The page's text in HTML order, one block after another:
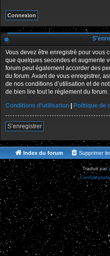
Vous devez être enregistré pour vous
que quelques secondes et augmente
forum peut également accorder des
du forum. Avant de vous enregistrer,
de nos conditions d’utilisation et de
de bien lire tout le règlement du forum.
Conditions d’utilisation
Politique de
S’enregistrer
Index du forum Supprimer
Traduit par